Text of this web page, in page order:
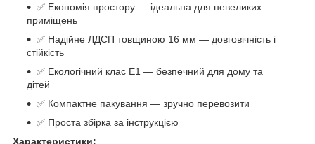
✅ Економія простору — ідеальна для невеликих
приміщень
✅ Надійне ЛДСП товщиною 16 мм — довговічність і
стійкість
✅ Екологічний клас Е1 — безпечний для дому та
дітей
✅ Компактне пакування — зручно перевозити
✅ Проста збірка за інструкцією
Характеристики: